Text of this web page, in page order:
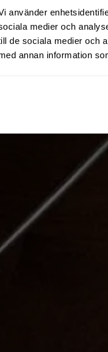
använder
medier och
de sociala medier och
annan information